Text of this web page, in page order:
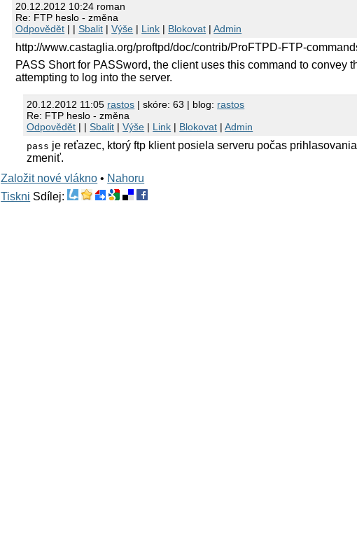
20.12.2012 10:24 roman
Re: FTP heslo - změna
Odpovědět | |Sbalit |Výše | Link | Blokovat |Admin
http://www.castaglia.org/proftpd/doc/contrib/ProFTPD-FTP-
PASS Short for PASSword, the client uses this command to convey
attempting to log into the server.
20.12.2012 11:05 rastos | skóre: 63 | blog: rastos
Re: FTP heslo - změna
Odpovědět | |Sbalit |Výše | Link | Blokovat |Admin
pass je reťazec, ktorý ftp klient posiela serveru počas
zmeniť.
Založit nové vlákno • Nahoru
Tiskni Sdílej: